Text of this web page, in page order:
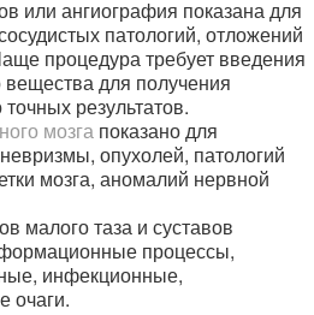
или ангиография показана для
патологий, отложений
процедура требует введения
вещества для получения
результатов.
мозгапоказано для
опухолей, патологий
мозга, аномалий нервной
малого таза и суставов
процессы,
инфекционные,
очаги.